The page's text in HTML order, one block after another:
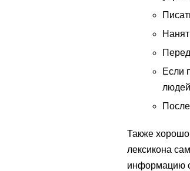
Если
Также хорошо
лексикона
информацию